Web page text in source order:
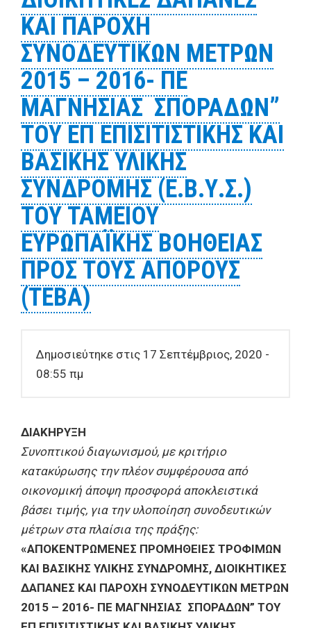
ΚΑΙ ΠΑΡΟΧΗ
ΣΥΝΟΔΕΥΤΙΚΩΝ ΜΕΤΡΩΝ
2015 – 2016- ΠΕ
ΜΑΓΝΗΣΙΑΣ ΣΠΟΡΑΔΩΝ”
ΤΟΥ ΕΠ ΕΠΙΣΙΤΙΣΤΙΚΗΣ ΚΑΙ
ΒΑΣΙΚΗΣ ΥΛΙΚΗΣ
ΣΥΝΔΡΟΜΗΣ (Ε.Β.Υ.Σ.)
ΤΟΥ ΤΑΜΕΙΟΥ
ΕΥΡΩΠΑΪΚΗΣ ΒΟΗΘΕΙΑΣ
ΠΡΟΣ ΤΟΥΣ ΑΠΟΡΟΥΣ
(ΤΕΒΑ)
Δημοσιεύτηκε στις 17 Σεπτέμβριος, 2020 -
08:55 πμ
ΔΙΑΚΗΡΥΞΗ
Συνοπτικού διαγωνισμού, με κριτήριο
κατακύρωσης την πλέον συμφέρουσα από
οικονομική άποψη προσφορά αποκλειστικά
βάσει τιμής, για την υλοποίηση συνοδευτικών
μέτρων στα πλαίσια της πράξης:
«ΑΠΟΚΕΝΤΡΩΜΕΝΕΣ ΠΡΟΜΗΘΕΙΕΣ ΤΡΟΦΙΜΩΝ
ΚΑΙ ΒΑΣΙΚΗΣ ΥΛΙΚΗΣ ΣΥΝΔΡΟΜΗΣ, ΔΙΟΙΚΗΤΙΚΕΣ
ΔΑΠΑΝΕΣ ΚΑΙ ΠΑΡΟΧΗ ΣΥΝΟΔΕΥΤΙΚΩΝ ΜΕΤΡΩΝ
2015 – 2016- ΠΕ ΜΑΓΝΗΣΙΑΣ ΣΠΟΡΑΔΩΝ” ΤΟΥ